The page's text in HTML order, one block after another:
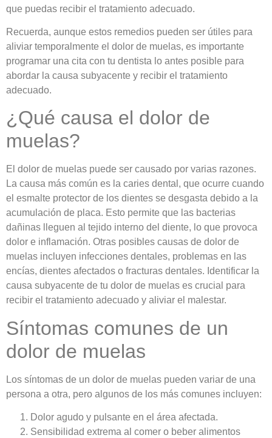
que puedas recibir el tratamiento adecuado.
Recuerda, aunque estos remedios pueden ser útiles para
aliviar temporalmente el dolor de muelas, es importante
programar una cita con tu dentista lo antes posible para
abordar la causa subyacente y recibir el tratamiento
adecuado.
¿Qué causa el dolor de
muelas?
El dolor de muelas puede ser causado por varias razones.
La causa más común es la caries dental, que ocurre cuando
el esmalte protector de los dientes se desgasta debido a la
acumulación de placa. Esto permite que las bacterias
dañinas lleguen al tejido interno del diente, lo que provoca
dolor e inflamación. Otras posibles causas de dolor de
muelas incluyen infecciones dentales, problemas en las
encías, dientes afectados o fracturas dentales. Identificar la
causa subyacente de tu dolor de muelas es crucial para
recibir el tratamiento adecuado y aliviar el malestar.
Síntomas comunes de un
dolor de muelas
Los síntomas de un dolor de muelas pueden variar de una
persona a otra, pero algunos de los más comunes incluyen:
Dolor agudo y pulsante en el área afectada.
Sensibilidad extrema al comer o beber alimentos